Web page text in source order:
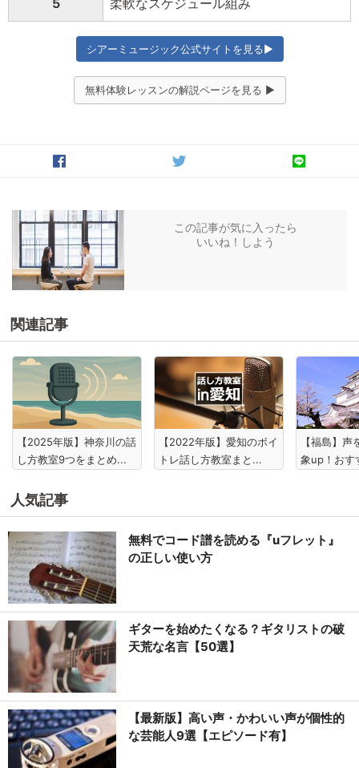
シアーミュージック公式サイトを見る▶
無料体験レッスンの解説ページを見る ▶
この記事が気に入ったら
いいね！しよう
関連記事
【2025年版】神奈川の話
し方教室9つをまとめ...
【2022年版】愛知のボイ
トレ話し方教室まと...
【福島】
象up！おす
人気記事
無料でコード譜を読める『uフレット』
の正しい使い方
ギターを始めたくなる？ギタリストの破
天荒な名言【50選】
【最新版】高い声・かわいい声が個性的
な芸能人9選【エピソード有】